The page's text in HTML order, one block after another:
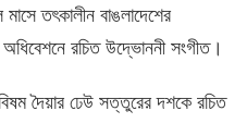
তৎকালীন বাঙলাদেশের
রচিত উদ্ভোননী সংগীত।
দৈয়ার ঢেউ সত্তুরের দশকে রচিত